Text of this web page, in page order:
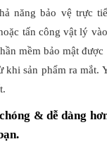
năng bảo vệ trực
tấn công vật lý
mềm bảo mật
khi sản phẩm ra mắt.
& dễ dàng